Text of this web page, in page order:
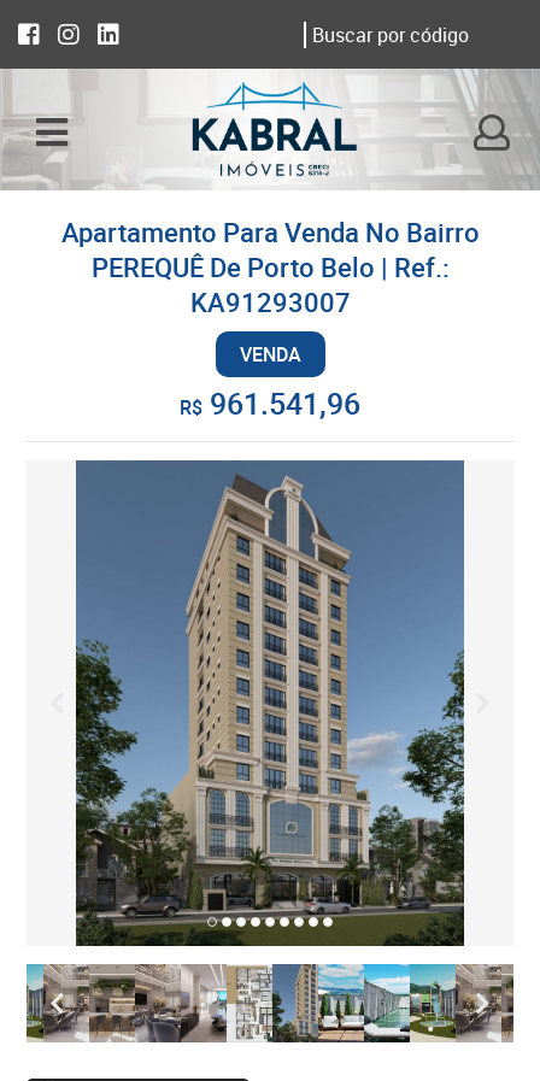
Apartamento Para Venda No Bairro
PEREQUÊ De Porto Belo | Ref.:
KA91293007
VENDA
R$ 961.541,96